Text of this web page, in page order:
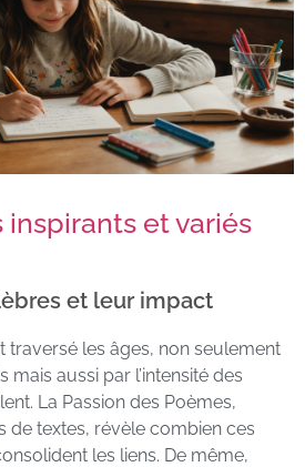
inspirants et variés
et leur impact
traversé les âges, non seulement
aussi par l’intensité des
La Passion des Poèmes,
de textes, révèle combien ces
les liens. De même,